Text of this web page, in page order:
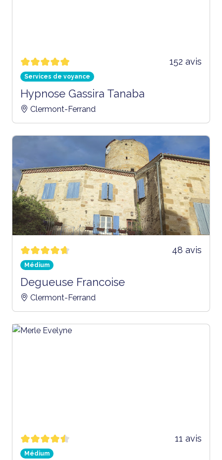
152 avis
Services de voyance
Hypnose Gassira Tanaba
Clermont-Ferrand
48 avis
Médium
Degueuse Francoise
Clermont-Ferrand
11 avis
Médium